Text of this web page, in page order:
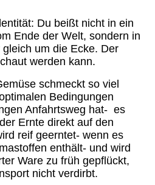
Du beißt nicht in ein
Ende der Welt, sondern in
um die Ecke. Der
werden kann.
schmeckt so viel
Bedingungen
Anfahrtsweg hat- es
Ernte direkt auf den
reif geerntet- wenn es
enthält- und wird
Ware zu früh gepflückt,
nicht verdirbt.